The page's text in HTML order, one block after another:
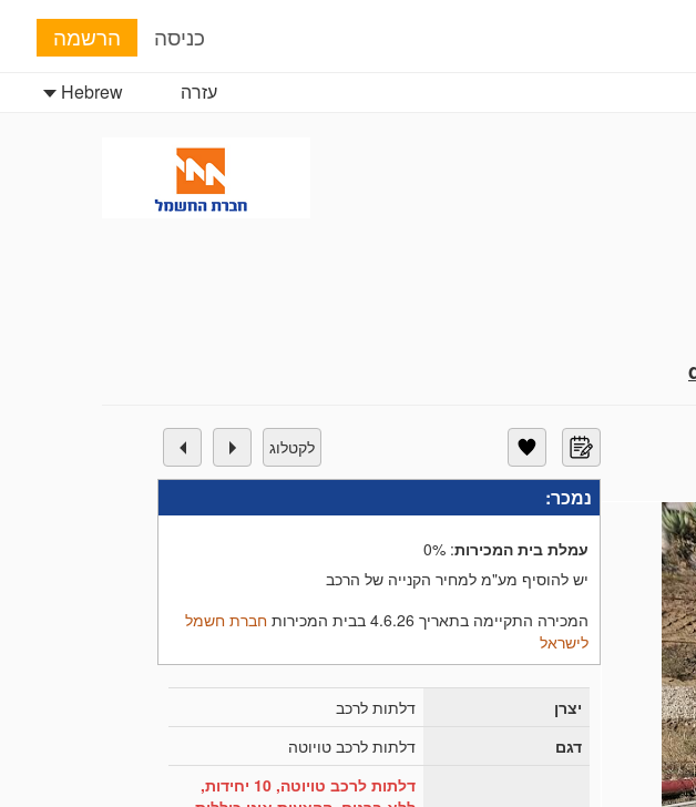
כניסה הרשמה
Hebrew עזרה
לקטלוג
נמכר:
עמלת בית המכירות:
0%
יש להוסיף מע"מ למחיר הקנייה של הרכב
המכירה התקיימה בתאריך 4.6.26 בבית המכירות
חברת חשמל
לישראל
יצרן
דלתות לרכב
דגם
דלתות לרכב טויוטה
דלתות לרכב טויוטה, 10 יחידות,